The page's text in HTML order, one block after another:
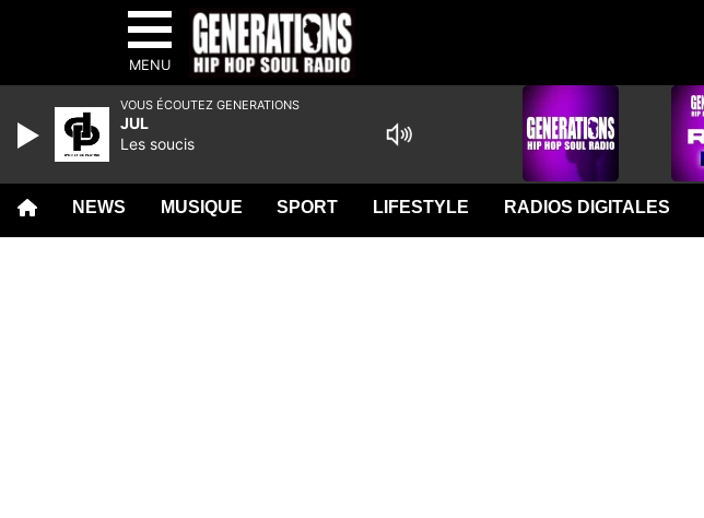
MENU
NEWS MUSIQUE SPORT LIFESTYLE RADIOS DIGITALES
VOUS ÉCOUTEZ GENERATIONS
JUL
Les soucis